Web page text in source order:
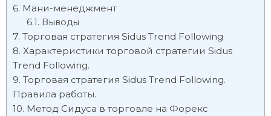
Мани-менеджмент
Выводы
Торговая стратегия Sidus Trend Following
Характеристики торговой стратегии Sidus
Trend Following.
Торговая стратегия Sidus Trend Following.
Правила работы.
Метод Сидуса в торговле на Форекс